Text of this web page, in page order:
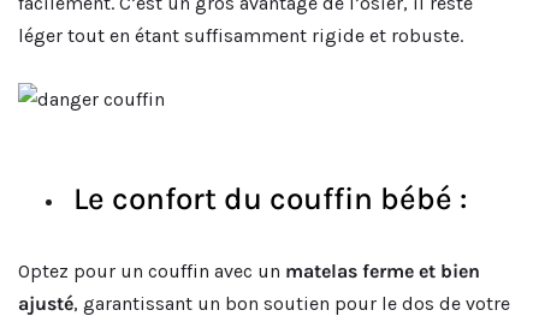
léger tout en étant suffisamment rigide et robuste.
Le confort du couffin bébé :
Optez pour un couffin avec un matelas ferme et bien
ajusté, garantissant un bon soutien pour le dos de votre